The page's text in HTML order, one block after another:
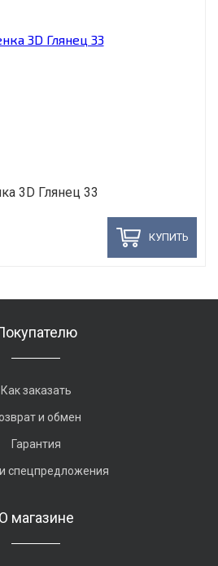
3D Глянец 33
КУПИТЬ
Как заказать
и обмен
Гарантия
спецпредложения
О магазине